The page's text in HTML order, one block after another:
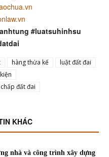
#luatsuhinhsu
hàng thừa kế
luật đất đai
đất đai
KHÁC
nhà và công trình xây dựng